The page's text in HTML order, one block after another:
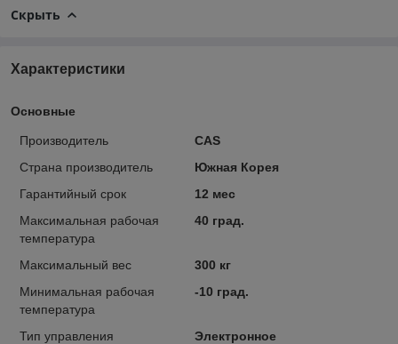
Скрыть
Характеристики
Основные
Производитель
CAS
Страна производитель
Южная Корея
Гарантийный срок
12 мес
Максимальная рабочая
температура
40 град.
Максимальный вес
300 кг
Минимальная рабочая
температура
-10 град.
Тип управления Электронное